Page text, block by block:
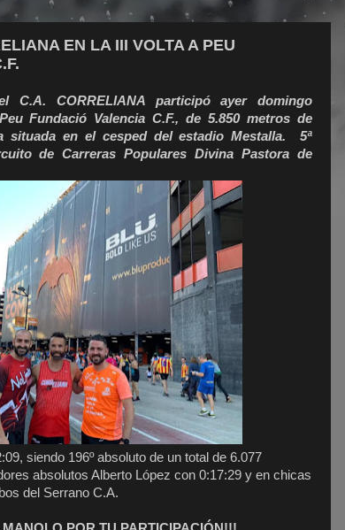
EN LA III VOLTA A PEU
C.A. CORRELIANA participó ayer domingo
Fundació Valencia C.F., de 5.850 metros de
situada en el cesped del estadio Mestalla. 5ª
de Carreras Populares Divina Pastora de
siendo 196º absoluto de un total de 6.077
absolutos Alberto López con 0:17:29 y en chicas
del Serrano C.A.